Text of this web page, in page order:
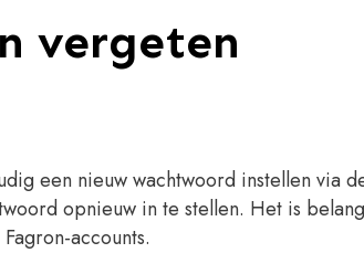
vergeten
een nieuw wachtwoord instellen via
opnieuw in te stellen. Het is
accounts.